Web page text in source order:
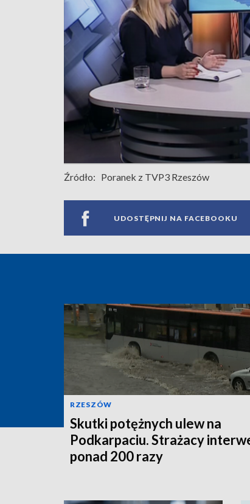
Źródło: Poranek z TVP3 Rzeszów
UDOSTĘPNIJ NA FACEBOOKU
RZESZÓW
Skutki potężnych ulew na
Podkarpaciu. Strażacy
ponad 200 razy